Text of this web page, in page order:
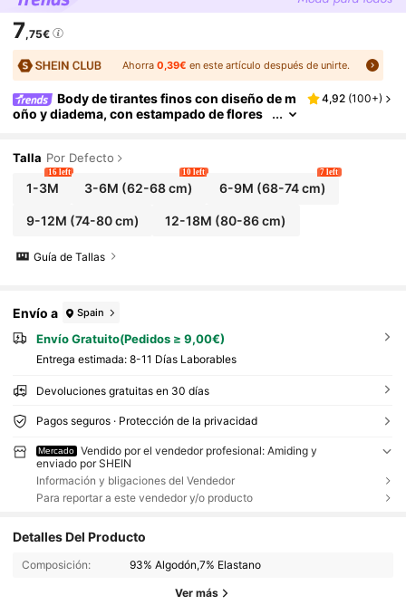
7,75€
Ahorra0,39€ en este artículo después de unirte.
Body de tirantes finos con diseño de m
oño y diadema, con estampado de flores
4,92 (100+)
Talla Por Defecto
1-3M
16 left
3-6M (62-68 cm)
10 left
6-9M (68-74 cm)
7 left
9-12M (74-80 cm) 12-18M (80-86 cm)
Guía de Tallas
Envío a Spain
Envío Gratuito(Pedidos ≥ 9,00€)
Entrega estimada: 8-11 Días Laborables
Devoluciones gratuitas en 30 días
Pagos seguros · Protección de la privacidad
Mercado
Vendido por el vendedor profesional: Amiding y
enviado por SHEIN
Información y bligaciones del Vendedor
Para reportar a este vendedor y/o producto
Detalles Del Producto
Composición: 93% Algodón,7% Elastano
Ver más